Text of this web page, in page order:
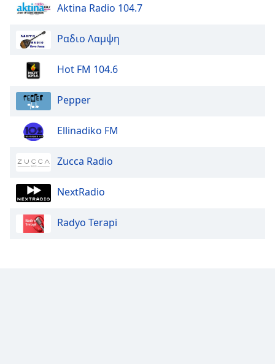
Aktina Radio 104.7
Ραδιο Λαμψη
Hot FM 104.6
Pepper
Ellinadiko FM
Zucca Radio
NextRadio
Radyo Terapi